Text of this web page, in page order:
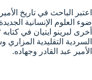
اعتبر الباحث في تاريخ
ضوء العلوم الإنسانية
أخرى لبرينو ايتيان في
السردية التقليدية
الأمير عبد القادر وجهاده.